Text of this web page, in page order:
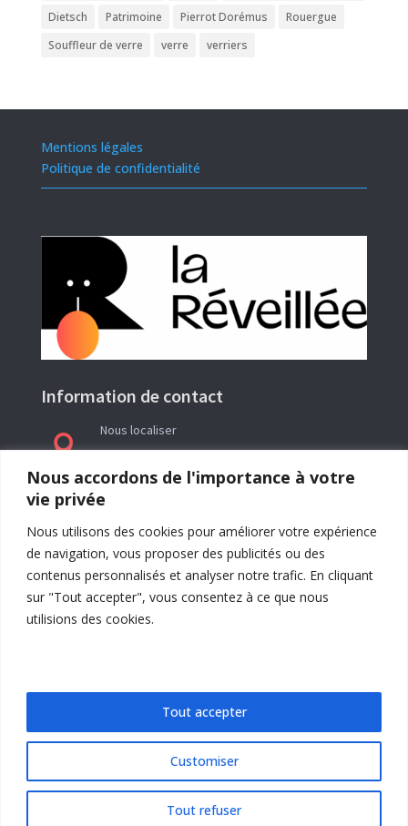
Nous accordons de l'importance à votre
vie privée
Nous utilisons des cookies pour améliorer votre expérience
de navigation, vous proposer des publicités ou des
contenus personnalisés et analyser notre trafic. En cliquant
sur "Tout accepter", vous consentez à ce que nous
utilisions des cookies.
Customiser
Tout refuser
Tout accepter
Dietsch
Patrimoine Pierrot Dorémus
Rouergue
Souffleur de verre
verre verriers
Mentions légales
Politique de confidentialité
Information de contact

Nous localiser
Le siège social de l’association La Réveillée se
trouve en Ariège (09) à l’adresse : Rieutailhol –
09290 Gabre
5 + 14= Envoi